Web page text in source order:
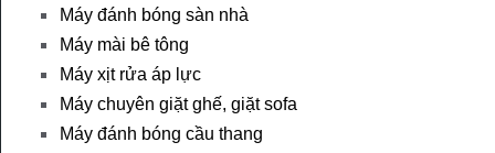
Máy đánh bóng sàn nhà
Máy mài bê tông
Máy xịt rửa áp lực
Máy chuyên giặt ghế, giặt sofa
Máy đánh bóng cầu thang